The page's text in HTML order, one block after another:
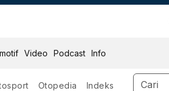
Video Podcast Info
Otopedia Indeks